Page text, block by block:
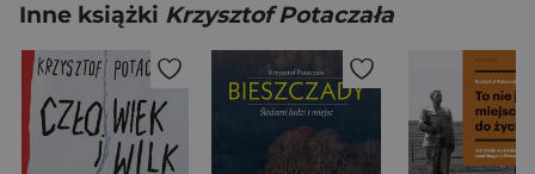
Inne książki Krzysztof Potaczała